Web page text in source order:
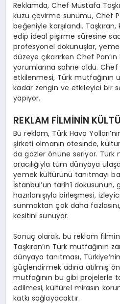
Reklamda, Chef Mustafa
kuzu çevirme sunumu, Chef
beğeniyle karşılandı.
edip ideal pişirme süresine
profesyonel dokunuşlar,
düzeye çıkarırken Chef
yorumlarına sahne oldu. Chef
etkilenmesi, Türk mutfağının
kadar zengin ve etkileyici bir
yapıyor.
REKLAM FİLMİNİN
Bu reklam, Türk Hava
şirketi olmanın ötesinde,
da gözler önüne seriyor. Türk
aracılığıyla tüm dünyaya
yemek kültürünü tanıtmayı
İstanbul’un tarihî dokusunun,
hazırlanışıyla birleşmesi,
sunmaktan çok daha
kesitini sunuyor.
Sonuç olarak, bu reklam
Taşkıran’ın Türk mutfağının
dünyaya tanıtması,
güçlendirmek adına atılmış
mutfağının bu gibi projelerle
edilmesi, kültürel mirasın
katkı sağlayacaktır.